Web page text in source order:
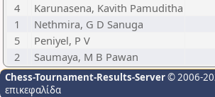
4
Karunasena, Kavith Pamuditha
1
Nethmira, G D Sanuga
5
Peniyel, P V
2
Saumaya, M B Pawan
Chess-Tournament-Results-Server© 2006-
επικεφαλίδα